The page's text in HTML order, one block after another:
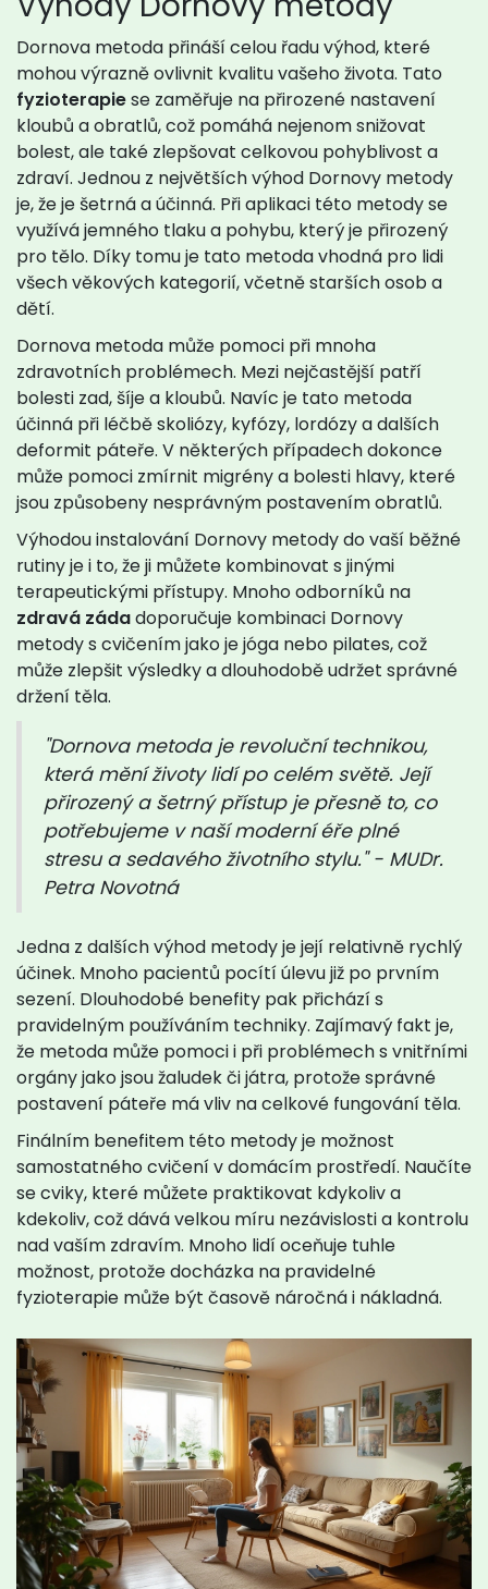
Dornova metoda přináší celou řadu výhod, které
mohou výrazně ovlivnit kvalitu vašeho života. Tato
fyzioterapiese zaměřuje na přirozené nastavení
kloubů a obratlů, což pomáhá nejenom snižovat
bolest, ale také zlepšovat celkovou pohyblivost a
zdraví. Jednou z největších výhod Dornovy metody
je, že je šetrná a účinná. Při aplikaci této metody se
využívá jemného tlaku a pohybu, který je přirozený
pro tělo. Díky tomu je tato metoda vhodná pro lidi
všech věkových kategorií, včetně starších osob a
dětí.
Dornova metoda může pomoci při mnoha
zdravotních problémech. Mezi nejčastější patří
bolesti zad, šíje a kloubů. Navíc je tato metoda
účinná při léčbě skoliózy, kyfózy, lordózy a dalších
deformit páteře. V některých případech dokonce
může pomoci zmírnit migrény a bolesti hlavy, které
jsou způsobeny nesprávným postavením obratlů.
Výhodou instalování Dornovy metody do vaší běžné
rutiny je i to, že ji můžete kombinovat s jinými
terapeutickými přístupy. Mnoho odborníků na
zdravá zádadoporučuje kombinaci Dornovy
metody s cvičením jako je jóga nebo pilates, což
může zlepšit výsledky a dlouhodobě udržet správné
držení těla.
"Dornova metoda je revoluční technikou,
která mění životy lidí po celém světě. Její
přirozený a šetrný přístup je přesně to, co
potřebujeme v naší moderní éře plné
stresu a sedavého životního stylu." - MUDr.
Petra Novotná
Jedna z dalších výhod metody je její relativně rychlý
účinek. Mnoho pacientů pocítí úlevu již po prvním
sezení. Dlouhodobé benefity pak přichází s
pravidelným používáním techniky. Zajímavý fakt je,
že metoda může pomoci i při problémech s vnitřními
orgány jako jsou žaludek či játra, protože správné
postavení páteře má vliv na celkové fungování těla.
Finálním benefitem této metody je možnost
samostatného cvičení v domácím prostředí. Naučíte
se cviky, které můžete praktikovat kdykoliv a
kdekoliv, což dává velkou míru nezávislosti a kontrolu
nad vaším zdravím. Mnoho lidí oceňuje tuhle
možnost, protože docházka na pravidelné
fyzioterapie může být časově náročná i nákladná.